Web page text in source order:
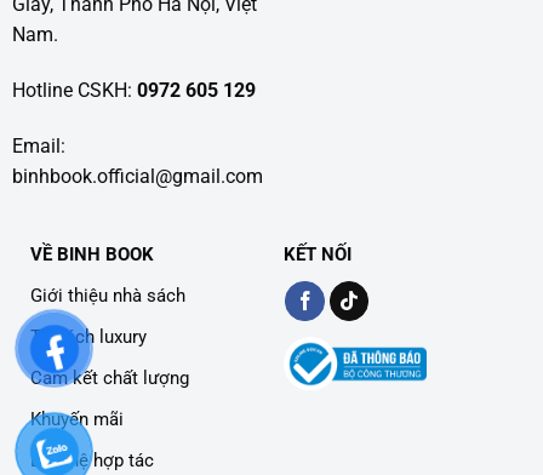
Nam.
Hotline CSKH: 0972 605 129
Email:
binhbook.official@gmail.com
VỀ BINH BOOK
Giới thiệu nhà sách
Tủ sách luxury
Cam kết chất lượng
Khuyến mãi
Liên hệ hợp tác
KẾT NỐI